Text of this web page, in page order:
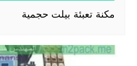
مكنة تعبئة بيلت حجمية